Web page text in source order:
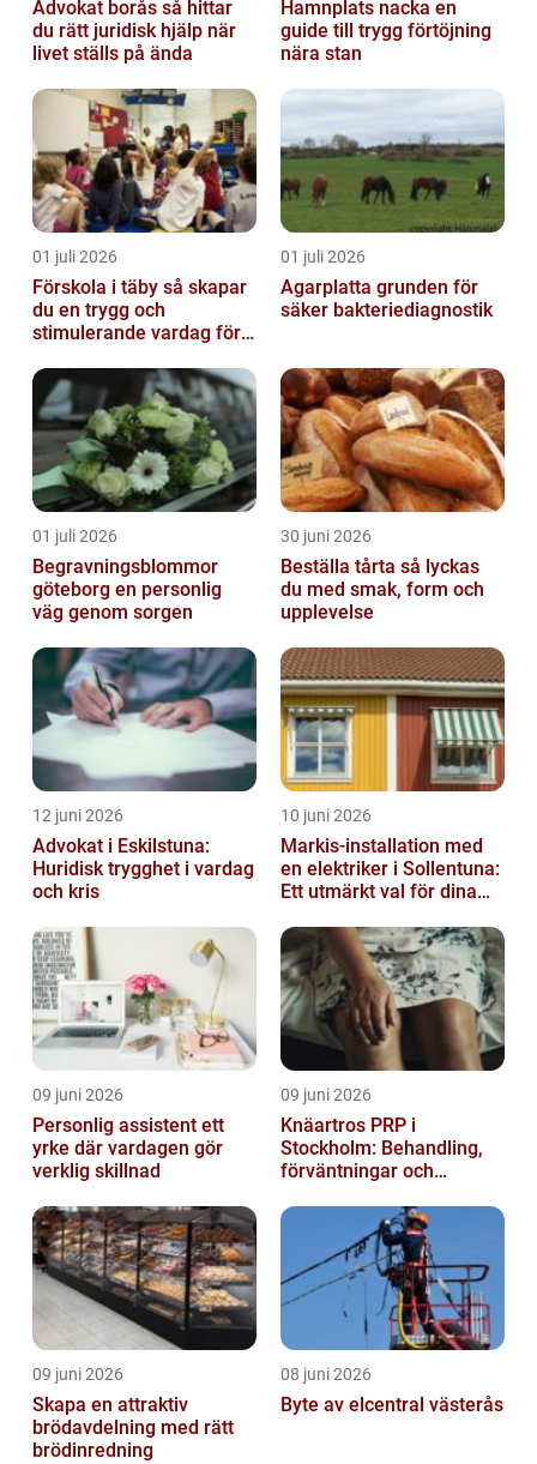
Advokat borås så hittar
du rätt juridisk hjälp när
livet ställs på ända
Hamnplats nacka en
guide till trygg förtöjning
nära stan
01 juli 2026
Förskola i täby så skapar
du en trygg och
stimulerande vardag för
01 juli 2026
Agarplatta grunden för
säker bakteriediagnostik
01 juli 2026
Begravningsblommor
göteborg en personlig
väg genom sorgen
30 juni 2026
Beställa tårta så lyckas
du med smak, form och
upplevelse
12 juni 2026
Advokat i Eskilstuna:
Huridisk trygghet i vardag
och kris
10 juni 2026
Markis-installation med
en elektriker i Sollentuna:
Ett utmärkt val för dina
09 juni 2026
Personlig assistent ett
yrke där vardagen gör
verklig skillnad
09 juni 2026
Knäartros PRP i
Stockholm: Behandling,
förväntningar och
09 juni 2026
Skapa en attraktiv
brödavdelning med rätt
brödinredning
08 juni 2026
Byte av elcentral västerås